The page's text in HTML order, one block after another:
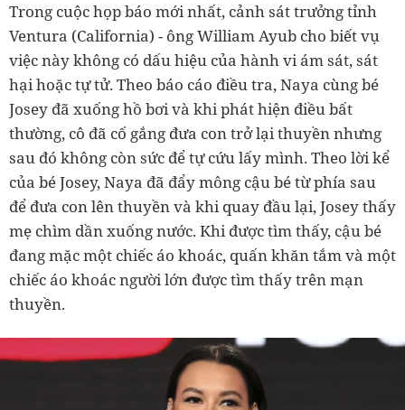
Trong cuộc họp báo mới nhất, cảnh sát trưởng tỉnh
Ventura (California) - ông William Ayub cho biết vụ
việc này không có dấu hiệu của hành vi ám sát, sát
hại hoặc tự tử. Theo báo cáo điều tra, Naya cùng bé
Josey đã xuống hồ bơi và khi phát hiện điều bất
thường, cô đã cố gắng đưa con trở lại thuyền nhưng
sau đó không còn sức để tự cứu lấy mình. Theo lời kể
của bé Josey, Naya đã đẩy mông cậu bé từ phía sau
để đưa con lên thuyền và khi quay đầu lại, Josey thấy
mẹ chìm dần xuống nước. Khi được tìm thấy, cậu bé
đang mặc một chiếc áo khoác, quấn khăn tắm và một
chiếc áo khoác người lớn được tìm thấy trên mạn
thuyền.